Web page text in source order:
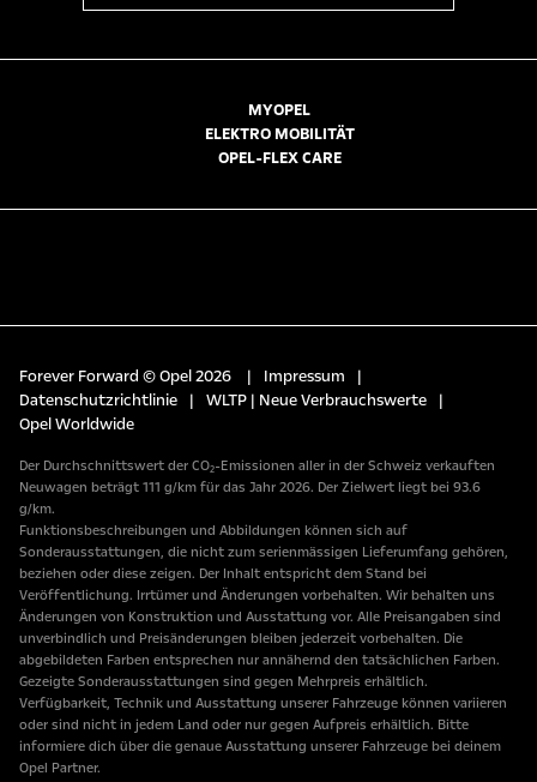
MYOPEL
ELEKTRO MOBILITÄT
OPEL-FLEX CARE
Forever Forward © Opel 2026 | Impressum
|
Datenschutzrichtlinie
| WLTP | Neue Verbrauchswerte
|
Opel Worldwide
Der Durchschnittswert der CO₂-Emissionen aller in der Schweiz verkauften
Neuwagen beträgt 111 g/km für das Jahr 2026. Der Zielwert liegt bei 93.6
g/km.
Funktionsbeschreibungen und Abbildungen können sich auf
Sonderausstattungen, die nicht zum serienmässigen Lieferumfang gehören,
beziehen oder diese zeigen. Der Inhalt entspricht dem Stand bei
Veröffentlichung. Irrtümer und Änderungen vorbehalten. Wir behalten uns
Änderungen von Konstruktion und Ausstattung vor. Alle Preisangaben sind
unverbindlich und Preisänderungen bleiben jederzeit vorbehalten. Die
abgebildeten Farben entsprechen nur annähernd den tatsächlichen Farben.
Gezeigte Sonderausstattungen sind gegen Mehrpreis erhältlich.
Verfügbarkeit, Technik und Ausstattung unserer Fahrzeuge können variieren
oder sind nicht in jedem Land oder nur gegen Aufpreis erhältlich. Bitte
informiere dich über die genaue Ausstattung unserer Fahrzeuge bei deinem
Opel Partner.